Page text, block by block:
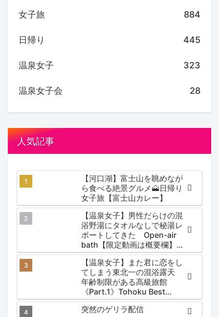
女子旅 884
日帰り 445
温泉女子 323
温泉女子会 28
人気記事
【河口湖】富士山を眺めなが
ら食べる絶景グルメ🗻日帰り
女子旅【富士山カレー】
【温泉女子】男性だらけの混
浴野湯にタオルなしで秘湯レ
ポートしてきた Open-air
bath【限定動画は概要欄】尻
焼温泉郷 川の湯
【温泉女子】また君に恋をし
てしまう東北一の混浴露天
年齢制限がある高級旅館
《Part.1》Tohoku Best
Secret hotspring #japan
#koteno
突然のゲリラ配信